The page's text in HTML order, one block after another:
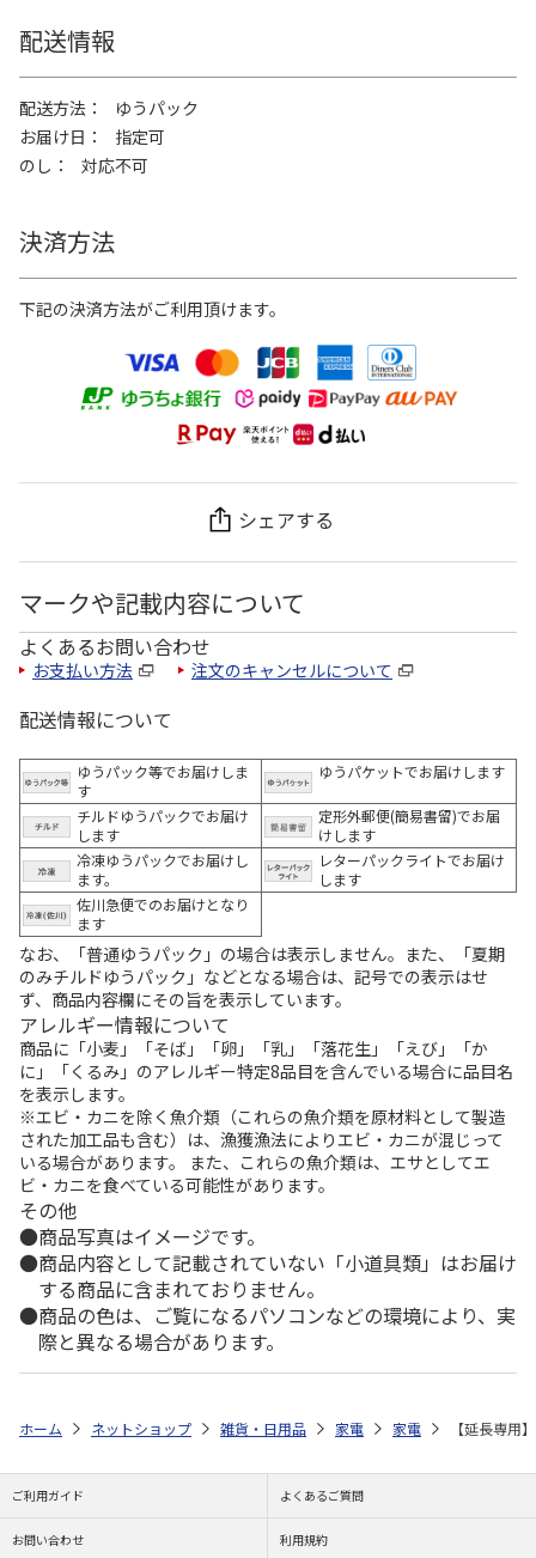
配送情報
配送方法
ゆうパック
お届け日
指定可
のし
対応不可
決済方法
下記の決済方法がご利用頂けます。
シェアする
マークや記載内容について
よくあるお問い合わせ
お支払い方法 注文のキャンセルについて
配送情報について
ゆうパック等でお届けしま
す
ゆうパケットでお届けします
チルドゆうパックでお届け
します
定形外郵便(簡易書留)でお届
けします
冷凍ゆうパックでお届けし
ます。
レターパックライトでお届け
します
佐川急便でのお届けとなり
ます
なお、「普通ゆうパック」の場合は表示しません。また、「夏期
のみチルドゆうパック」などとなる場合は、記号での表示はせ
ず、商品内容欄にその旨を表示しています。
アレルギー情報について
商品に「小麦」「そば」「卵」「乳」「落花生」「えび」「か
に」「くるみ」のアレルギー特定8品目を含んでいる場合に品目名
を表示します。
※エビ・カニを除く魚介類（これらの魚介類を原材料として製造
された加工品も含む）は、漁獲漁法によりエビ・カニが混じって
いる場合があります。 また、これらの魚介類は、エサとしてエ
ビ・カニを食べている可能性があります。
その他
商品写真はイメージです。
商品内容として記載されていない「小道具類」はお届け
する商品に含まれておりません。
商品の色は、ご覧になるパソコンなどの環境により、実
際と異なる場合があります。
ホーム ネットショップ 雑貨・日用品 家電 家電 【延長専用
ご利用ガイド よくあるご質問
お問い合わせ 利用規約